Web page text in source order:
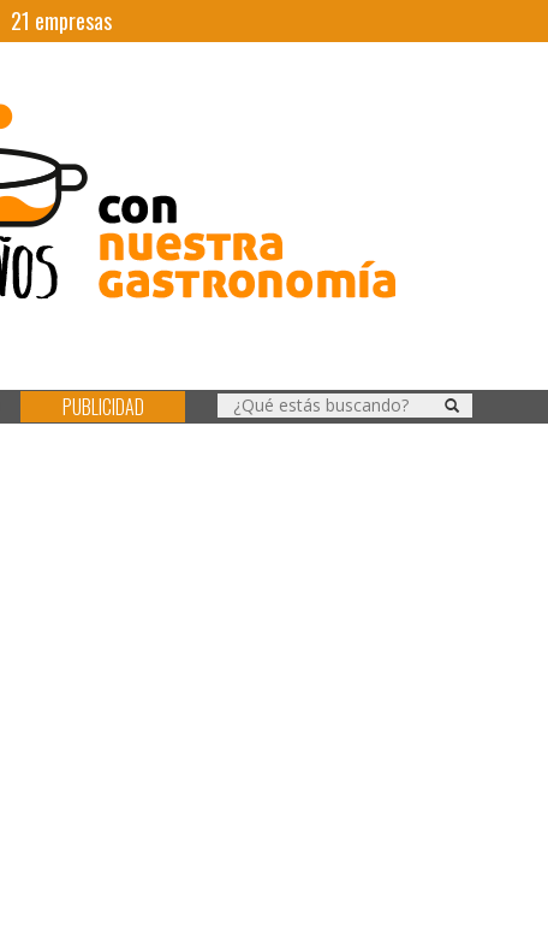
21 empresas
PUBLICIDAD